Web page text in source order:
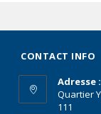
CONTACT INFO
Adresse :
Quartier
111